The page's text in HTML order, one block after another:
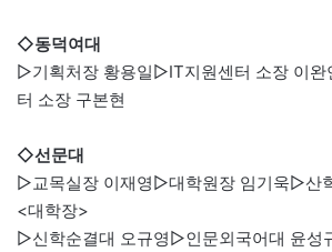
◇동덕여대
▷기획처장 황용일▷IT지원센터 소장 이
터 소장 구본현
◇선문대
▷교목실장 이재영▷대학원장 임기욱▷산
<대학장>
▷신학순결대 오규영▷인문외국어대 윤성